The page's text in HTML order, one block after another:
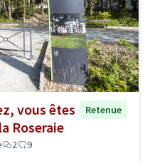
vous êtes
Roseraie
Retenue
2 9